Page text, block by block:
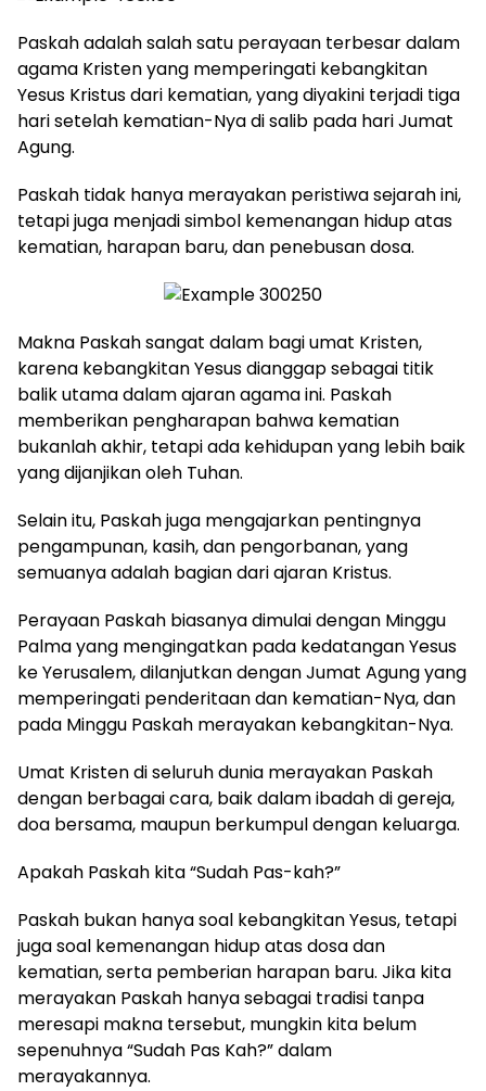
Paskah adalah salah satu perayaan terbesar dalam
agama Kristen yang memperingati kebangkitan
Yesus Kristus dari kematian, yang diyakini terjadi tiga
hari setelah kematian-Nya di salib pada hari Jumat
Agung.
Paskah tidak hanya merayakan peristiwa sejarah ini,
tetapi juga menjadi simbol kemenangan hidup atas
kematian, harapan baru, dan penebusan dosa.
Makna Paskah sangat dalam bagi umat Kristen,
karena kebangkitan Yesus dianggap sebagai titik
balik utama dalam ajaran agama ini. Paskah
memberikan pengharapan bahwa kematian
bukanlah akhir, tetapi ada kehidupan yang lebih baik
yang dijanjikan oleh Tuhan.
Selain itu, Paskah juga mengajarkan pentingnya
pengampunan, kasih, dan pengorbanan, yang
semuanya adalah bagian dari ajaran Kristus.
Perayaan Paskah biasanya dimulai dengan Minggu
Palma yang mengingatkan pada kedatangan Yesus
ke Yerusalem, dilanjutkan dengan Jumat Agung yang
memperingati penderitaan dan kematian-Nya, dan
pada Minggu Paskah merayakan kebangkitan-Nya.
Umat Kristen di seluruh dunia merayakan Paskah
dengan berbagai cara, baik dalam ibadah di gereja,
doa bersama, maupun berkumpul dengan keluarga.
Apakah Paskah kita “Sudah Pas-kah?”
Paskah bukan hanya soal kebangkitan Yesus, tetapi
juga soal kemenangan hidup atas dosa dan
kematian, serta pemberian harapan baru. Jika kita
merayakan Paskah hanya sebagai tradisi tanpa
meresapi makna tersebut, mungkin kita belum
sepenuhnya “Sudah Pas Kah?” dalam
merayakannya.